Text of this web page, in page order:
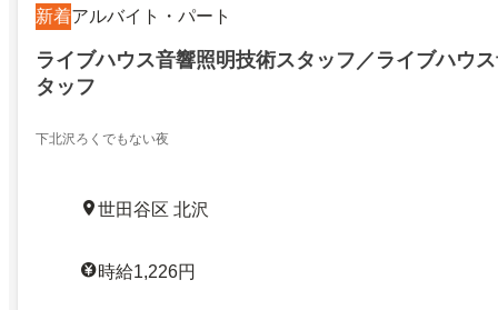
新着アルバイト・パート
ライブハウス音響照明技術スタッフ／ライブハウ
タッフ
下北沢ろくでもない夜
世田谷区 北沢
時給1,226円